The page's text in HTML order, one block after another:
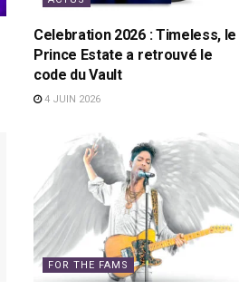
Celebration 2026 : Timeless, le
Prince Estate a retrouvé le
code du Vault
4 JUIN 2026
FOR THE FAMS